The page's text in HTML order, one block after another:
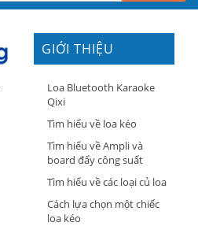
GIỚI THIỆU
Loa Bluetooth Karaoke
Qixi
Tìm hiểu về loa kéo
Tìm hiểu về Ampli và
board đẩy công suất
Tìm hiểu về các loại củ loa
Cách lựa chọn một chiếc
loa kéo